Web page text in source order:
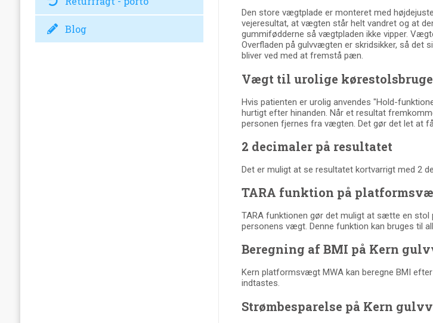
Blog
Den store vægtplade er monteret med
vejeresultat, at vægten står helt vandret og at
gummifødderne så vægtpladen ikke vipper.
Overfladen på gulvvægten er skridsikker, så det
bliver ved med at fremstå pæn.
Vægt til urolige
Hvis patienten er urolig anvendes "Hold-
hurtigt efter hinanden. Når et resultat
personen fjernes fra vægten. Det gør det let at
2 decimaler på resultatet
Det er muligt at se resultatet kortvarrigt med 2
TARA funktion på
TARA funktionen gør det muligt at sætte en stol
personens vægt. Denne funktion kan bruges til
Beregning af BMI på Kern
Kern platformsvægt MWA kan beregne BMI
indtastes.
Strømbesparelse på Kern